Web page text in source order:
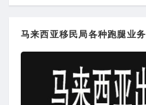
马来西亚移民局各种跑腿业务